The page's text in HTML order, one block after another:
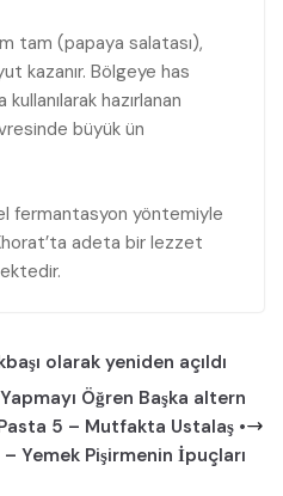
tam (papaya salatası),
kazanır. Bölgeye has
hazırlanan
büyük ün
fermantasyon yöntemiyle
adeta bir lezzet
olarak yeniden açıldı
Öğren Başka altern
5 – Mutfakta Ustalaş •
Yemek Pişirmenin İpuçları